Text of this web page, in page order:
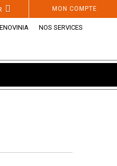
MON COMPTE
NOS SERVICES